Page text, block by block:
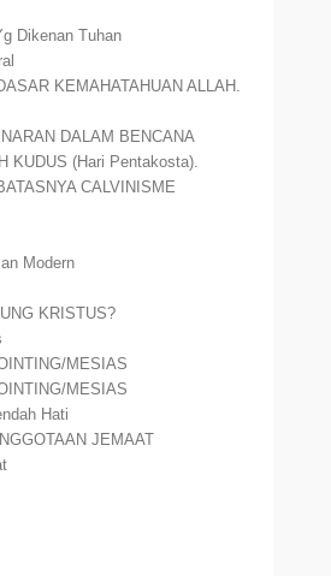
Dikenan Tuhan
KEMAHATAHUAN ALLAH.
DALAM BENCANA
KUDUS (Hari Pentakosta).
CALVINISME
Modern
KRISTUS?
MESIAS
MESIAS
Hati
JEMAAT